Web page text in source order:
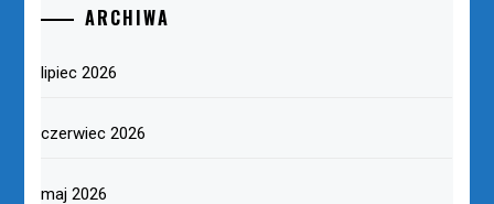
ARCHIWA
lipiec 2026
czerwiec 2026
maj 2026